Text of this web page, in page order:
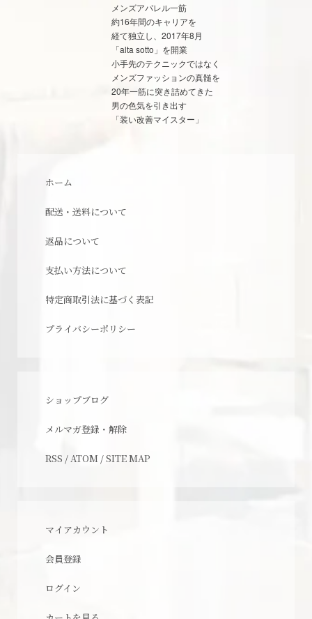
メンズアパレル一筋
約16年間のキャリアを
経て独立し、2017年8月
「alta sotto」を開業
小手先のテクニックではなく
メンズファッションの真髄を
20年一筋に突き詰めてきた
男の色気を引き出す
「装い改善マイスター」
ホーム
配送・送料について
返品について
支払い方法について
特定商取引法に基づく表記
プライバシーポリシー
ショップブログ
メルマガ登録・解除
RSS /ATOM /SITE MAP
マイアカウント
会員登録
ログイン